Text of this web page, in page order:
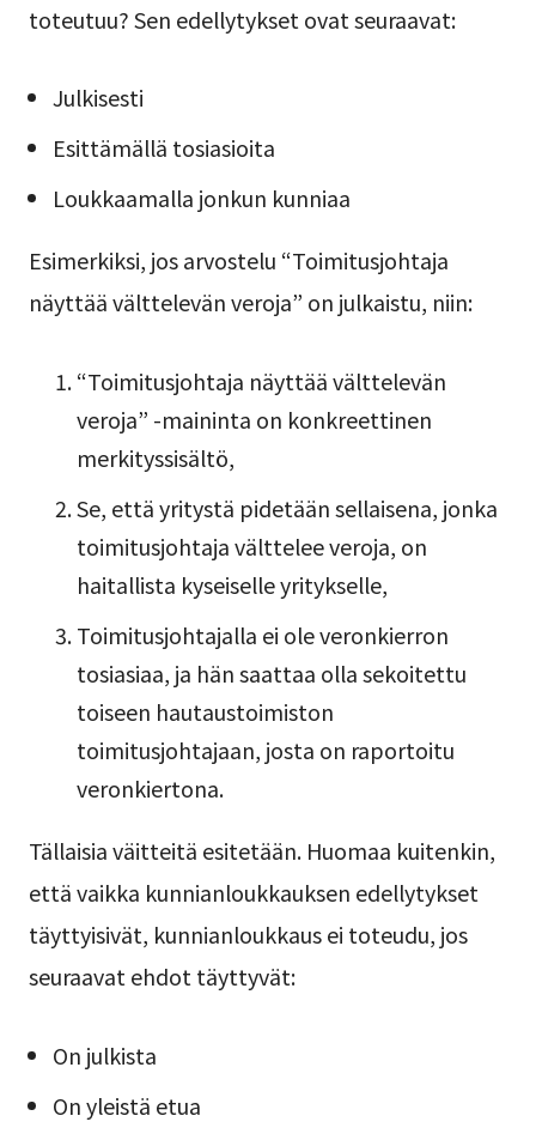
toteutuu? Sen edellytykset ovat seuraavat:
Julkisesti
Esittämällä tosiasioita
Loukkaamalla jonkun kunniaa
Esimerkiksi, jos arvostelu “Toimitusjohtaja
näyttää välttelevän veroja” on julkaistu, niin:
“Toimitusjohtaja näyttää välttelevän
veroja” -maininta on konkreettinen
merkityssisältö,
Se, että yritystä pidetään sellaisena, jonka
toimitusjohtaja välttelee veroja, on
haitallista kyseiselle yritykselle,
Toimitusjohtajalla ei ole veronkierron
tosiasiaa, ja hän saattaa olla sekoitettu
toiseen hautaustoimiston
toimitusjohtajaan, josta on raportoitu
veronkiertona.
Tällaisia väitteitä esitetään. Huomaa kuitenkin,
että vaikka kunnianloukkauksen edellytykset
täyttyisivät, kunnianloukkaus ei toteudu, jos
seuraavat ehdot täyttyvät:
On julkista
On yleistä etua